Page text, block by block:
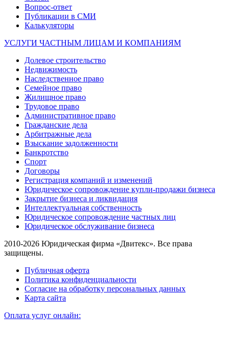
Вопрос-ответ
Публикации в СМИ
Калькуляторы
УСЛУГИ ЧАСТНЫМ ЛИЦАМ И КОМПАНИЯМ
Долевое строительство
Недвижимость
Наследственное право
Семейное право
Жилищное право
Трудовое право
Административное право
Гражданские дела
Арбитражные дела
Взыскание задолженности
Банкротство
Спорт
Договоры
Регистрация компаний и изменений
Юридическое сопровождение купли-продажи бизнеса
Закрытие бизнеса и ликвидация
Интеллектуальная собственность
Юридическое сопровождение частных лиц
Юридическое обслуживание бизнеса
2010-2026 Юридическая фирма «Двитекс». Все права
защищены.
Публичная оферта
Политика конфиденциальности
Согласие на обработку персональных данных
Карта сайта
Оплата услуг онлайн: